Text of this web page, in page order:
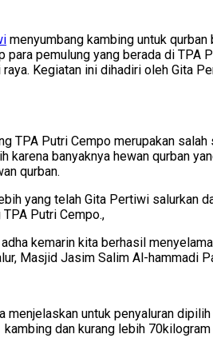
menyumbang kambing untuk
para pemulung yang berada di TPA
Kegiatan ini dihadiri oleh Gita
TPA Putri Cempo merupakan
karena banyaknya hewan qurban
qurban.
yang telah Gita Pertiwi salurkan
Putri Cempo.,
adha kemarin kita berhasil
Masjid Jasim Salim Al-hammadi
menjelaskan untuk penyaluran
kambing dan kurang lebih